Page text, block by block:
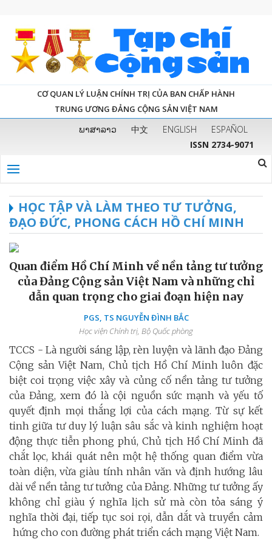
CƠ QUAN LÝ LUẬN CHÍNH TRỊ CỦA BAN CHẤP HÀNH
TRUNG ƯƠNG ĐẢNG CỘNG SẢN VIỆT NAM
ພາສາລາວ 中文 ENGLISH
ESPAÑOL
ISSN 2734-9071
HỌC TẬP VÀ LÀM THEO TƯ TƯỞNG,
ĐẠO ĐỨC, PHONG CÁCH HỒ CHÍ MINH
Quan điểm Hồ Chí Minh về nền tảng tư tưởng
của Đảng Cộng sản Việt Nam và những chỉ
dẫn quan trọng cho giai đoạn hiện nay
PGS, TS NGUYỄN ĐÌNH BẮC
Học viện Chính trị, Bộ Quốc phòng
TCCS - Là người sáng lập, rèn luyện và lãnh đạo Đảng
Cộng sản Việt Nam, Chủ tịch Hồ Chí Minh luôn đặc
biệt coi trọng việc xây và củng cố nền tảng tư tưởng
của Đảng, xem đó là cội nguồn sức mạnh và yếu tố
quyết định mọi thắng lợi của cách mạng. Từ sự kết
tinh giữa tư duy lý luận sâu sắc và kinh nghiệm hoạt
động thực tiễn phong phú, Chủ tịch Hồ Chí Minh đã
chắt lọc, khái quát nên một hệ thống quan điểm vừa
toàn diện, vừa giàu tính nhân văn và định hướng lâu
dài về nền tảng tư tưởng của Đảng. Những tư tưởng ấy
không chỉ giàu ý nghĩa lịch sử mà còn tỏa sáng ý
nghĩa thời đại, tiếp tục soi rọi, dẫn dắt và truyền cảm
hứng cho con đường phát triển cách mạng Việt Nam.